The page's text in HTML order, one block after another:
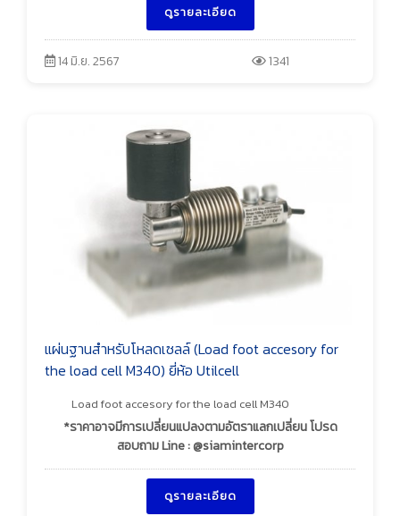
ดูรายละเอียด
14 มิ.ย. 2567 1341
แผ่นฐานสำหรับโหลดเซลล์ (Load foot accesory for
the load cell M340) ยี่ห้อ Utilcell
Load foot accesory for the load cell M340
*ราคาอาจมีการเปลี่ยนแปลงตามอัตราแลกเปลี่ยน โปรด
สอบถาม Line : @siamintercorp
ดูรายละเอียด